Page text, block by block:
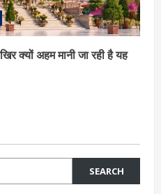
क्यों अहम मानी जा रही है यह
SEARCH